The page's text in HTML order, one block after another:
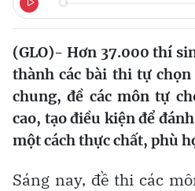
(GLO)- Hơn 37.000 thí
thành các bài thi tự
chung, đề các môn tự
cao, tạo điều kiện để
một cách thực chất, phù
Sáng nay, đề thi các